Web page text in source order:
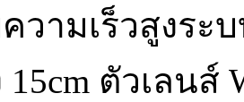
ามเร็วสูงระบ
15cm ตัวเลนส์